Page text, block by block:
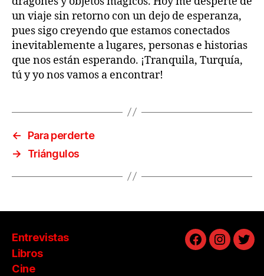
un viaje sin retorno con un dejo de esperanza,
pues sigo creyendo que estamos conectados
inevitablemente a lugares, personas e historias
que nos están esperando. ¡Tranquila, Turquía,
tú y yo nos vamos a encontrar!
←
Para perderte
→
Triángulos
Entrevistas
Libros
Cine
Facebook